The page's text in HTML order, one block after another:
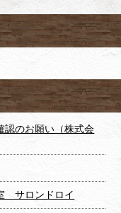
認のお願い（株式会
サロンドロイ